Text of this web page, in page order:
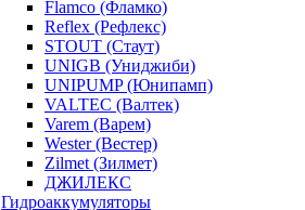
Flamco (Фламко)
Reflex (Рефлекс)
STOUT (Стаут)
UNIGB (Униджиби)
UNIPUMP (Юнипамп)
VALTEC (Валтек)
Varem (Варем)
Wester (Вестер)
Zilmet (Зилмет)
ДЖИЛЕКС
Гидроаккумуляторы